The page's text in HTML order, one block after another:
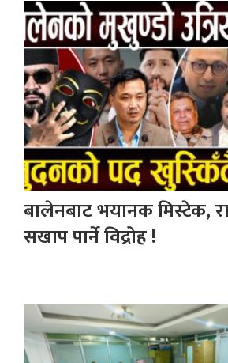
बालेनबाट भयानक मिस्टेक,
सखाप पार्ने विद्रोह !